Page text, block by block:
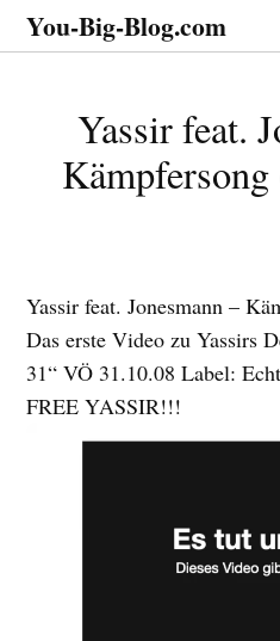
Zum
Inhalt
You-Big-Blog.com
Yassir feat.
Yassir feat. Jonesmann –
Das erste Video zu Yassirs
31“ VÖ 31.10.08 Label:
FREE YASSIR!!!